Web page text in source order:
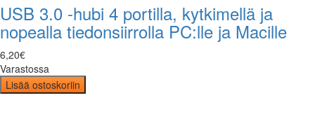
USB 3.0 -hubi 4 portilla, kytkimellä ja
nopealla tiedonsiirrolla PC:lle ja Macille
6,20€
Varastossa
Lisää ostoskoriin